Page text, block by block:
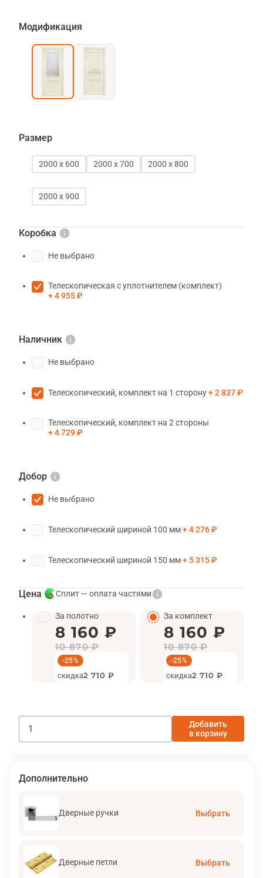
Модификация
Размер
2000 х 600 2000 х 700 2000 х 800
2000 х 900
Коробка
Не выбрано
Телескопическая с уплотнителем (комплект)
4 955 ₽
Наличник
Не выбрано
Телескопический, комплект на 1 сторону 2 837 ₽
Телескопический, комплект на 2 стороны
4 729 ₽
Добор
Не выбрано
Телескопический шириной 100 мм 4 276 ₽
Телескопический шириной 150 мм 5 315 ₽
Цена Сплит — оплата частями
За полотно
8 160 ₽
10 870 ₽
-25%
скидка2 710 ₽
За комплект
8 160 ₽
10 870 ₽
-25%
скидка2 710 ₽
Добавить
в корзину
Дополнительно
Дверные ручки Выбрать
Дверные петли Выбрать